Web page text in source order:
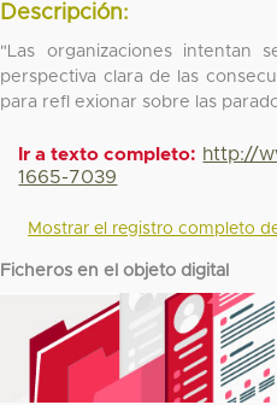
Descripción:
"Las organizaciones intentan
perspectiva clara de las
para refl exionar sobre las
Ir a texto completo: http://
1665-7039
Mostrar el registro completo
Ficheros en el objeto digital